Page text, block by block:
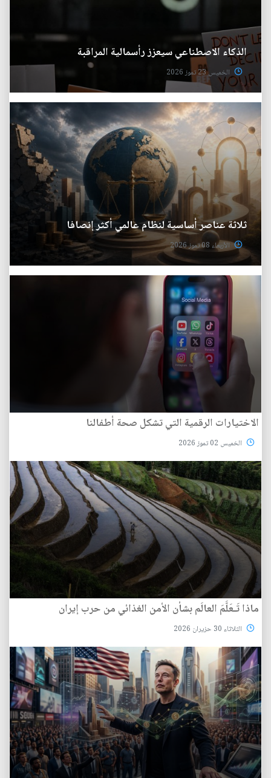
الذكاء الاصطناعي سيعزز رأسمالية المراقبة
الخميس 23 تموز 2026
ثلاثة عناصر أساسية لنظام عالمي أكثر إنصافا
الأربعاء 08 تموز 2026
الاختيارات الرقمية التي تشكل صحة أطفالنا
الخميس 02 تموز 2026
ماذا تَـعَلَّمَ العالَم بشأن الأمن الغذائي من حرب إيران
الثلاثاء 30 حزيران 2026